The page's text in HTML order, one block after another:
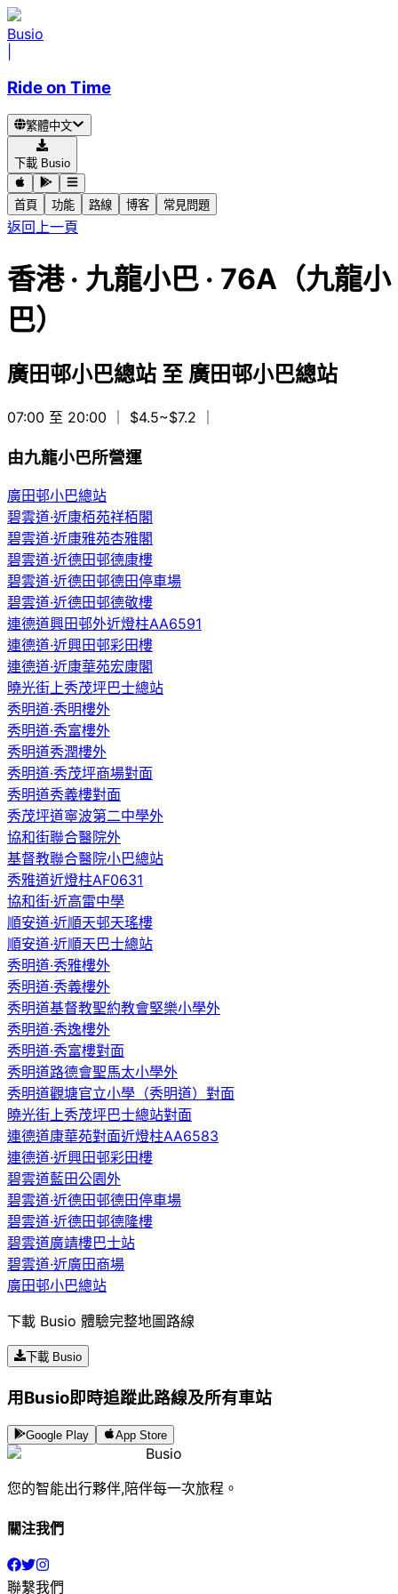
Busio
Ride on Time
繁體中文
下載 Busio
首頁 功能 路線 博客 常見問題
返回上一頁
香港· 九龍小巴 · 76A（九龍小
巴）
廣田邨小巴總站 至 廣田邨小巴總站
07:00 至 20:00 ｜ $4.5~$7.2
由九龍小巴所營運
廣田邨小巴總站
碧雲道·近康栢苑祥栢閣
碧雲道·近康雅苑杏雅閣
碧雲道·近德田邨德康樓
碧雲道·近德田邨德田停車場
碧雲道·近德田邨德敬樓
連德道興田邨外近燈柱AA6591
連德道·近興田邨彩田樓
連德道·近康華苑宏康閣
曉光街上秀茂坪巴士總站
秀明道·秀明樓外
秀明道·秀富樓外
秀明道秀潤樓外
秀明道·秀茂坪商場對面
秀明道秀義樓對面
秀茂坪道寧波第二中學外
協和街聯合醫院外
基督教聯合醫院小巴總站
秀雅道近燈柱AF0631
協和街·近高雷中學
順安道·近順天邨天瑤樓
順安道·近順天巴士總站
秀明道·秀雅樓外
秀明道·秀義樓外
秀明道基督教聖約教會堅樂小學外
秀明道·秀逸樓外
秀明道·秀富樓對面
秀明道路德會聖馬太小學外
秀明道觀塘官立小學（秀明道）對面
曉光街上秀茂坪巴士總站對面
連德道康華苑對面近燈柱AA6583
連德道·近興田邨彩田樓
碧雲道藍田公園外
碧雲道·近德田邨德田停車場
碧雲道·近德田邨德隆樓
碧雲道廣靖樓巴士站
碧雲道·近廣田商場
廣田邨小巴總站
下載 Busio 體驗完整地圖路線
下載 Busio
用Busio即時追蹤此路線及所有車站
Google Play App Store
Busio
您的智能出行夥伴,陪伴每一次旅程。
關注我們
聯繫我們